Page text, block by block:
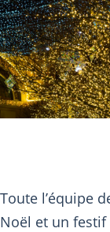
Toute l’équipe
Noël et un